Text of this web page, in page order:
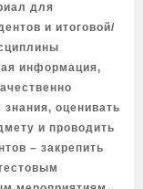
для
и итоговой/
информация,
оценивать
и проводить
– закрепить